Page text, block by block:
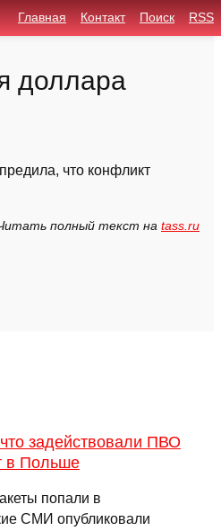
доллара
что конфликт
полный текст на tass.ru
задействовали ПВО
в Польше
попали в
СМИ опубликовали
Главная Контакт Поиск RSS